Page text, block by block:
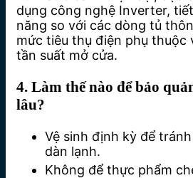
dụng công nghệ Inverter,
năng so với các dòng tủ
mức tiêu thụ điện phụ thuộc
tần suất mở cửa.
4. Làm thế nào để bảo
lâu?
Vệ sinh định kỳ để
dàn lạnh.
Không để thực phẩm